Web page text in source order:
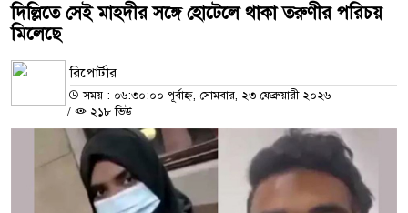
দিল্লিতে সেই মাহদীর সঙ্গে হোটেলে থাকা তরুণীর পরিচয়
মিলেছে
রিপোর্টার
সময় : ০৬:৩০:০০ পূর্বাহ্ন, সোমবার, ২৩ ফেব্রুয়ারী ২০২৬
/
২১৮ ভিউ